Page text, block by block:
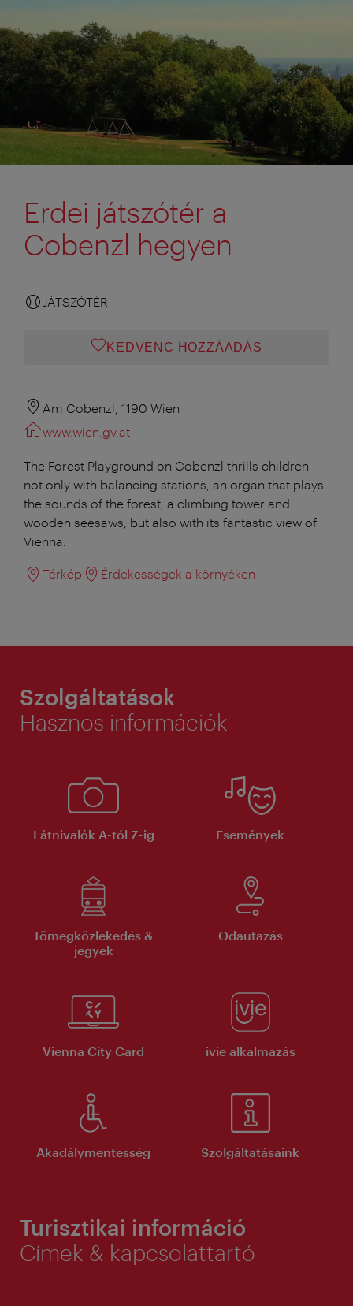
Erdei játszótér a
Cobenzl hegyen
JÁTSZÓTÉR
KEDVENC HOZZÁADÁS
Am Cobenzl, 1190 Wien
www.wien.gv.at
The Forest Playground on Cobenzl thrills children
not only with balancing stations, an organ that plays
the sounds of the forest, a climbing tower and
wooden seesaws, but also with its fantastic view of
Vienna.
Térkép Érdekességek a környéken
Szolgáltatások
Hasznos információk
Látnivalók A-tól Z-ig Események
Tömegközlekedés &
jegyek
Odautazás
Vienna City Card ivie alkalmazás
Akadálymentesség Szolgáltatásaink
Turisztikai információ
Címek & kapcsolattartó